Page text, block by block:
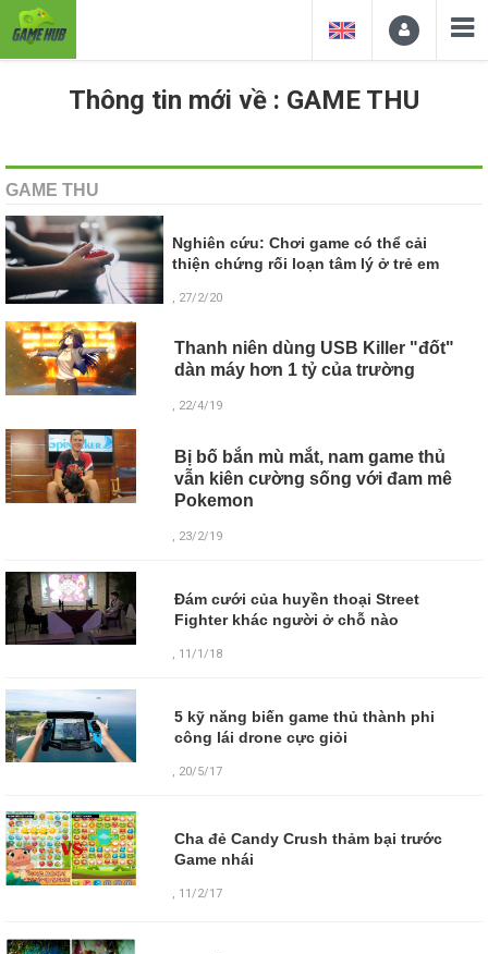
Thông tin mới về : GAME THU
GAME THU
Nghiên cứu: Chơi game có thể cải
thiện chứng rối loạn tâm lý ở trẻ em
, 27/2/20
Thanh niên dùng USB Killer "đốt"
dàn máy hơn 1 tỷ của trường
, 22/4/19
Bị bố bắn mù mắt, nam game thủ
vẫn kiên cường sống với đam mê
Pokemon
, 23/2/19
Đám cưới của huyền thoại Street
Fighter khác người ở chỗ nào
, 11/1/18
5 kỹ năng biến game thủ thành phi
công lái drone cực giỏi
, 20/5/17
Cha đẻ Candy Crush thảm bại trước
Game nhái
, 11/2/17